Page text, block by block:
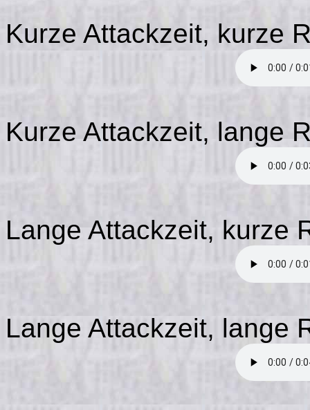
Kurze Attackzeit, kurze
Kurze Attackzeit, lange
Lange Attackzeit, kurze
Lange Attackzeit, lange